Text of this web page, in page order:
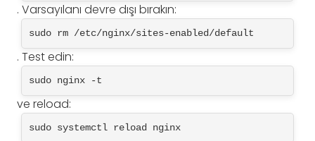
. Varsayılanı devre dışı bırakın:
sudo rm /etc/nginx/sites-enabled/default
. Test edin:
sudo nginx -t
ve reload:
sudo systemctl reload nginx